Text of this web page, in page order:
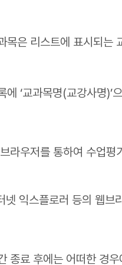
목은 리스트에 표시되는
‘교과목명(교강사명)’
라우저를 통하여 수업평
익스플로러 등의 웹브
종료 후에는 어떠한 경